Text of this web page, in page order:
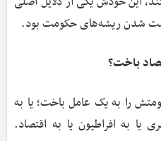
شدن ریشه‌های حکومت بود.
باخت؟
را به یک عامل باخت؛ یا به
یا به افراطیون یا به اقتصاد.